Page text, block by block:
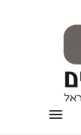
תפריט